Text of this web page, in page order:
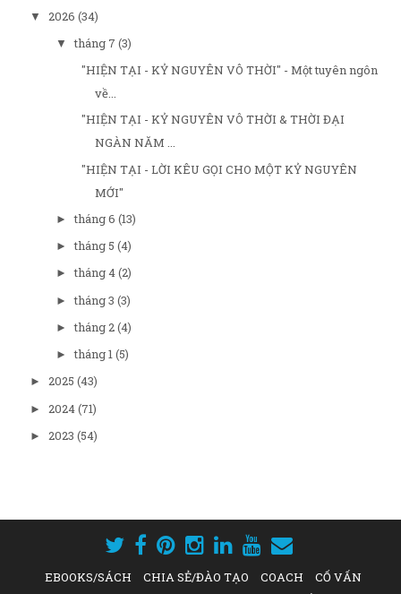
▼ 2026 (34)
▼tháng 7 (3)
"HIỆN TẠI - KỶ NGUYÊN VÔ THỜI" - Một tuyên ngôn
về...
"HIỆN TẠI - KỶ NGUYÊN VÔ THỜI & THỜI ĐẠI
NGÀN NĂM ...
"HIỆN TẠI - LỜI KÊU GỌI CHO MỘT KỶ NGUYÊN
MỚI"
►tháng 6 (13)
►tháng 5 (4)
►tháng 4(2)
►tháng 3 (3)
►tháng 2(4)
►tháng 1(5)
► 2025 (43)
► 2024(71)
► 2023 (54)
EBOOKS/SÁCH CHIA SẺ/ĐÀO TẠO COACH
CỐ VẤN